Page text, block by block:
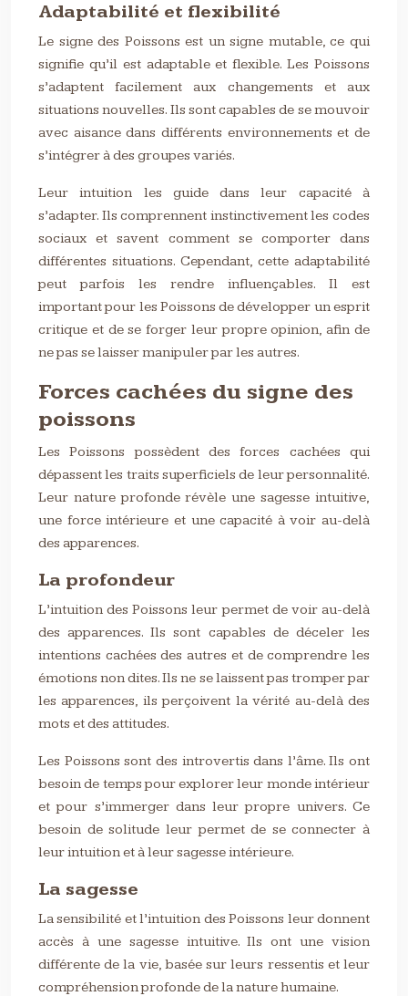
Adaptabilité et flexibilité
Le signe des Poissons est un signe mutable, ce qui
signifie qu’il est adaptable et flexible. Les Poissons
s’adaptent facilement aux changements et aux
situations nouvelles. Ils sont capables de se mouvoir
avec aisance dans différents environnements et de
s’intégrer à des groupes variés.
Leur intuition les guide dans leur capacité à
s’adapter. Ils comprennent instinctivement les codes
sociaux et savent comment se comporter dans
différentes situations. Cependant, cette adaptabilité
peut parfois les rendre influençables. Il est
important pour les Poissons de développer un esprit
critique et de se forger leur propre opinion, afin de
ne pas se laisser manipuler par les autres.
Forces cachées du signe des
poissons
Les Poissons possèdent des forces cachées qui
dépassent les traits superficiels de leur personnalité.
Leur nature profonde révèle une sagesse intuitive,
une force intérieure et une capacité à voir au-delà
des apparences.
La profondeur
L’intuition des Poissons leur permet de voir au-delà
des apparences. Ils sont capables de déceler les
intentions cachées des autres et de comprendre les
émotions non dites. Ils ne se laissent pas tromper par
les apparences, ils perçoivent la vérité au-delà des
mots et des attitudes.
Les Poissons sont des introvertis dans l’âme. Ils ont
besoin de temps pour explorer leur monde intérieur
et pour s’immerger dans leur propre univers. Ce
besoin de solitude leur permet de se connecter à
leur intuition et à leur sagesse intérieure.
La sagesse
La sensibilité et l’intuition des Poissons leur donnent
accès à une sagesse intuitive. Ils ont une vision
différente de la vie, basée sur leurs ressentis et leur
compréhension profonde de la nature humaine.